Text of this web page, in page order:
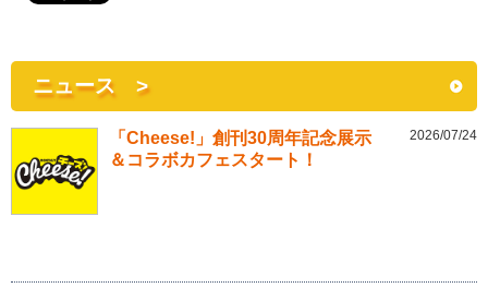
ニュース >
「Cheese!」創刊30周年記念展示
＆コラボカフェスタート！
2026/07/24